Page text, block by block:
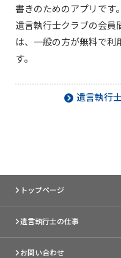
書きのためのアプリです。
遺言執行士クラブの会員
は、一般の方が無料で利
す。
遺言執行
トップページ
遺言執行士の仕事
お問い合わせ